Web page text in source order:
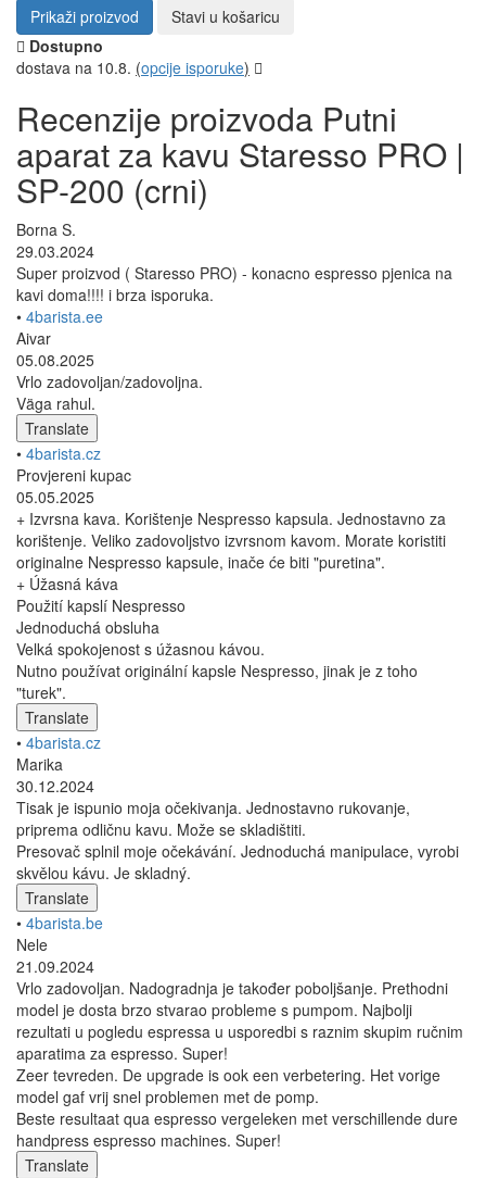
Prikaži proizvod
Stavi u košaricu
Dostupno
dostava na 10.8. (opcije isporuke)
Recenzije proizvoda Putni
aparat za kavu Staresso PRO |
SP-200 (crni)
Borna S.
29.03.2024
Super proizvod ( Staresso PRO) - konacno espresso pjenica na
kavi doma!!!! i brza isporuka.
• 4barista.ee
Aivar
05.08.2025
Vrlo zadovoljan/zadovoljna.
Väga rahul.
Translate
• 4barista.cz
Provjereni kupac
05.05.2025
+ Izvrsna kava. Korištenje Nespresso kapsula. Jednostavno za
korištenje. Veliko zadovoljstvo izvrsnom kavom. Morate koristiti
originalne Nespresso kapsule, inače će biti "puretina".
+ Úžasná káva
Použití kapslí Nespresso
Jednoduchá obsluha
Velká spokojenost s úžasnou kávou.
Nutno používat originální kapsle Nespresso, jinak je z toho
"turek".
Translate
• 4barista.cz
Marika
30.12.2024
Tisak je ispunio moja očekivanja. Jednostavno rukovanje,
priprema odličnu kavu. Može se skladištiti.
Presovač splnil moje očekávání. Jednoduchá manipulace, vyrobi
skvělou kávu. Je skladný.
Translate
• 4barista.be
Nele
21.09.2024
Vrlo zadovoljan. Nadogradnja je također poboljšanje. Prethodni
model je dosta brzo stvarao probleme s pumpom. Najbolji
rezultati u pogledu espressa u usporedbi s raznim skupim ručnim
aparatima za espresso. Super!
Zeer tevreden. De upgrade is ook een verbetering. Het vorige
model gaf vrij snel problemen met de pomp.
Beste resultaat qua espresso vergeleken met verschillende dure
handpress espresso machines. Super!
Translate